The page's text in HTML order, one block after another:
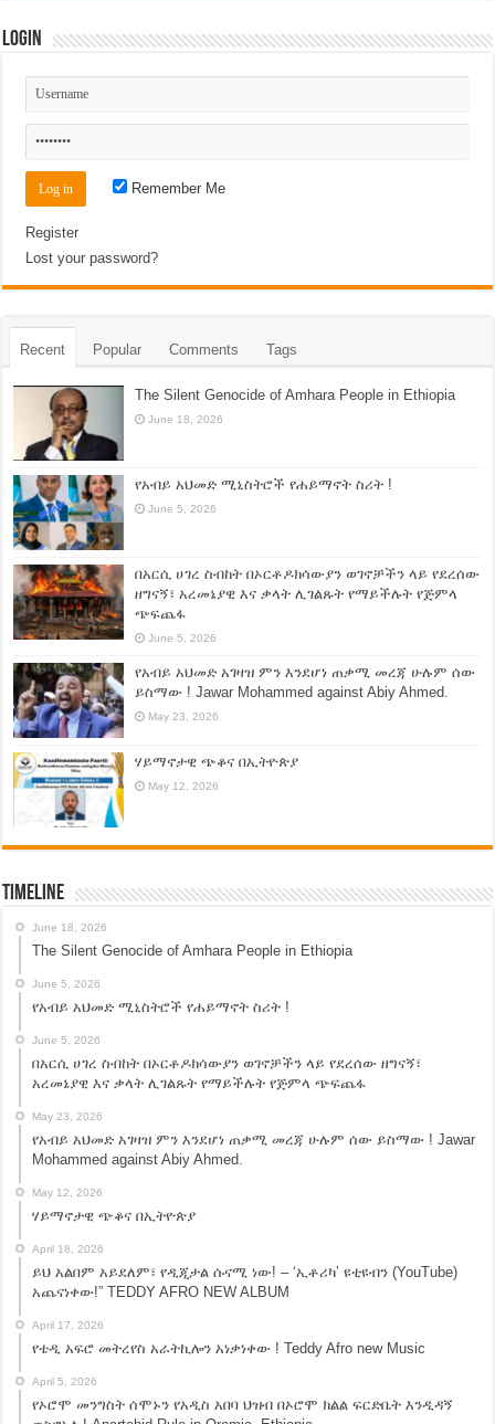
Login
Remember Me
Register
Lost your password?
Recent Popular Comments Tags
The Silent Genocide of Amhara People in Ethiopia
June 18, 2026
የአብይ አህመድ ሚኒስትሮች የሐይማኖት ስሪት !
June 5, 2026
በአርሲ ሀገረ ስብከት በኦርቶዶክሳውያን ወገኖቻችን ላይ የደረሰው
ዘግናኝ፣ አረመኔያዊ እና ቃላት ሊገልጹት የማይችሉት የጅምላ
ጭፍጨፋ
June 5, 2026
የአብይ አህመድ አገዛዝ ምን እንደሆነ ጠቃሚ መረጃ ሁሉም ሰው
ይስማው ! Jawar Mohammed against Abiy Ahmed.
May 23, 2026
ሃይማኖታዊ ጭቆና በኢትዮጵያ
May 12, 2026
Timeline
June 18, 2026
The Silent Genocide of Amhara People in Ethiopia
June 5, 2026
የአብይ አህመድ ሚኒስትሮች የሐይማኖት ስሪት !
June 5, 2026
በአርሲ ሀገረ ስብከት በኦርቶዶክሳውያን ወገኖቻችን ላይ የደረሰው ዘግናኝ፣
አረመኔያዊ እና ቃላት ሊገልጹት የማይችሉት የጅምላ ጭፍጨፋ
May 23, 2026
የአብይ አህመድ አገዛዝ ምን እንደሆነ ጠቃሚ መረጃ ሁሉም ሰው ይስማው ! Jawar
Mohammed against Abiy Ahmed.
May 12, 2026
ሃይማኖታዊ ጭቆና በኢትዮጵያ
April 18, 2026
ይህ አልበም አይደለም፣ የዲጂታል ሱናሚ ነው! – ‘ኢቶሪካ’ ዩቲዩብን (YouTube)
አጨናነቀው!” TEDDY AFRO NEW ALBUM
April 17, 2026
የቴዲ አፍሮ መትረየስ አራትኪሎን አነቃነቀው ! Teddy Afro new Music
April 5, 2026
የኦሮሞ መንግስት ሰሞኑን የአዲስ አበባ ህዝብ በኦሮሞ ክልል ፍርድቤት እንዲዳኝ